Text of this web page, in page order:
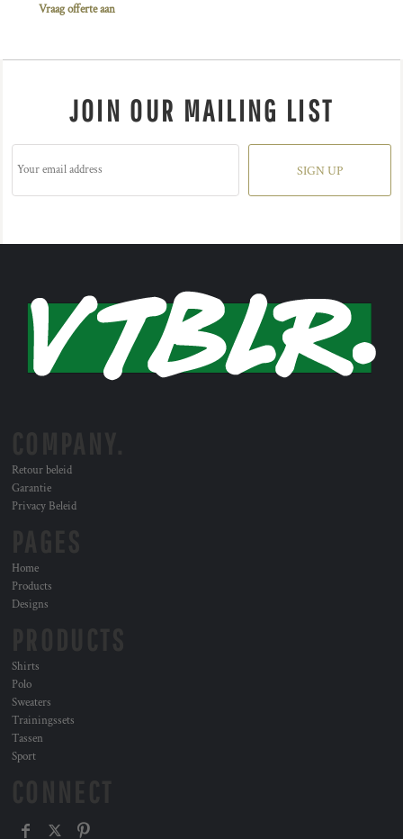
Vraag offerte aan
JOIN OUR MAILING LIST
SIGN UP
Retour beleid
Garantie
Privacy Beleid
Home
Products
Designs
Shirts
Polo
Sweaters
Trainingssets
Tassen
Sport